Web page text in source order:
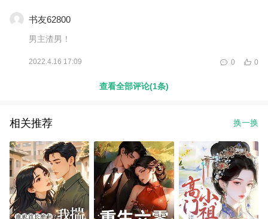
书友62800
男主渣男！
2022.4.16 17:09 0
0
查看全部评论(1条)
相关推荐 换一换